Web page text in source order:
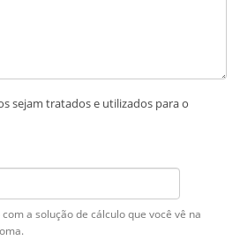
sejam tratados e utilizados para o
a solução de cálculo que você vê na